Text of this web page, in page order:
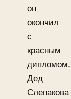
он
окончил
с
красным
дипломом.
Дед
Слепакова